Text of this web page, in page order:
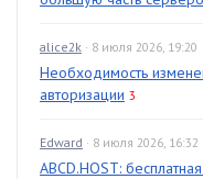
alice2k · 8 июля 2026, 19:20
Необходимость
авторизации 3
Edward · 8 июля 2026, 16:32
ABCD.HOST: